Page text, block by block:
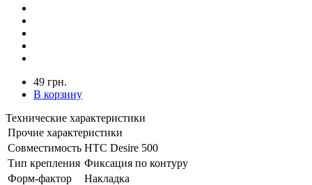
49 грн.
В корзину
Технические характеристики
Прочие характеристики
Совместимость HTC Desire 500
Тип крепления Фиксация по контуру
Форм-фактор
Накладка